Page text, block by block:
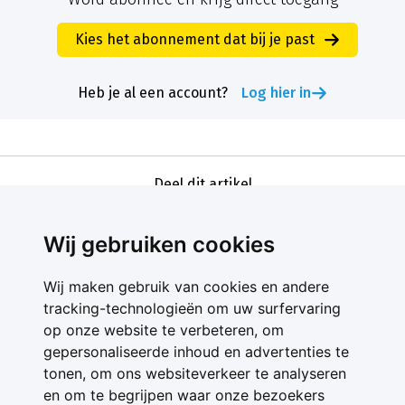
Wij gebruiken cookies
Wij maken gebruik van cookies en andere
tracking-technologieën om uw surfervaring
op onze website te verbeteren, om
gepersonaliseerde inhoud en advertenties te
tonen, om ons websiteverkeer te analyseren
en om te begrijpen waar onze bezoekers
Kies het abonnement dat bij je past
Heb je al een account? Log hier in
Deel dit artikel
Contact
Feedback
Nieuwsbrief